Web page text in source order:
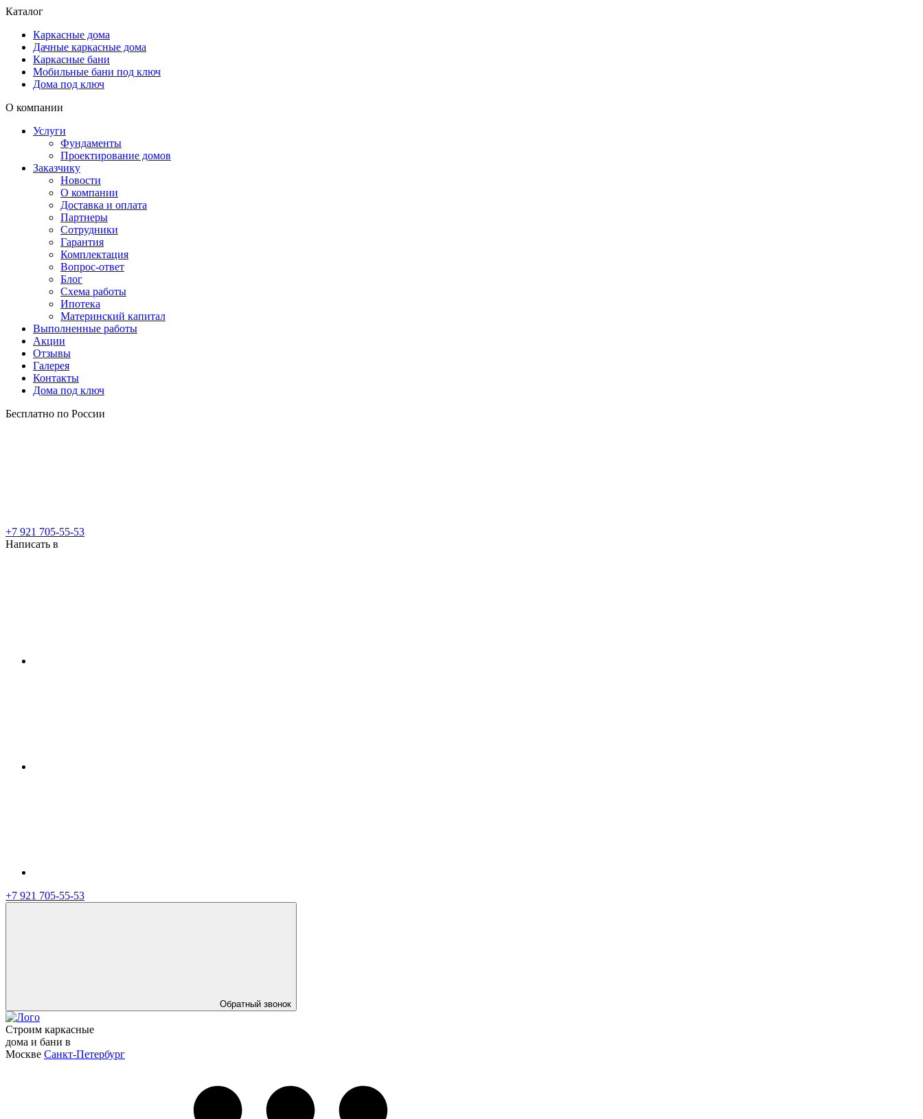
Каталог
Каркасные дома
Дачные каркасные дома
Каркасные бани
Мобильные бани под ключ
Дома под ключ
О компании
Услуги
Фундаменты
Проектирование домов
Заказчику
Новости
О компании
Доставка и оплата
Партнеры
Сотрудники
Гарантия
Комплектация
Вопрос-ответ
Блог
Схема работы
Ипотека
Материнский капитал
Выполненные работы
Акции
Отзывы
Галерея
Контакты
Дома под ключ
Бесплатно по России
+7 921 705-55-53
Написать в
+7 921 705-55-53
Обратный звонок
Строим каркасные
дома и бани в
Москве Санкт-Петербург